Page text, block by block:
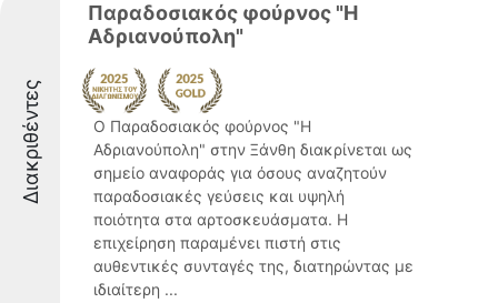
Διακριθέντες
Παραδοσιακός φούρνος "Η
Αδριανούπολη"
Ο Παραδοσιακός φούρνος "Η
Αδριανούπολη" στην Ξάνθη διακρίνεται ως
σημείο αναφοράς για όσους αναζητούν
παραδοσιακές γεύσεις και υψηλή
ποιότητα στα αρτοσκευάσματα. Η
επιχείρηση παραμένει πιστή στις
αυθεντικές συνταγές της, διατηρώντας με
ιδιαίτερη ...